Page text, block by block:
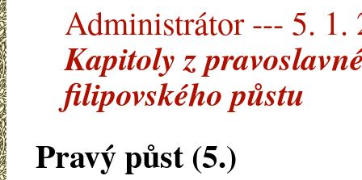
Administrátor --- 5. 1.
Kapitoly z
filipovského půstu
Pravý půst (5.)